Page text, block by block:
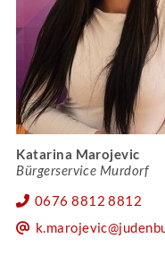
Katarina Marojevic
Bürgerservice Murdorf
0676 8812 8812